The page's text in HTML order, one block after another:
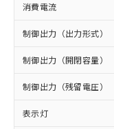
消費電流
制御出力（出力形式）
制御出力（開閉容量）
制御出力（残留電圧）
表示灯